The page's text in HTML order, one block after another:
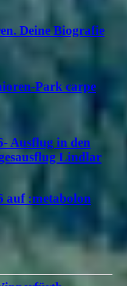
Deine Biografie
Park carpe
Ausflug in den
Lindlar
auf :metabolon